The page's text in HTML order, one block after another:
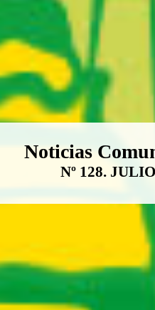
Boletín
Noticias
Nº 128.